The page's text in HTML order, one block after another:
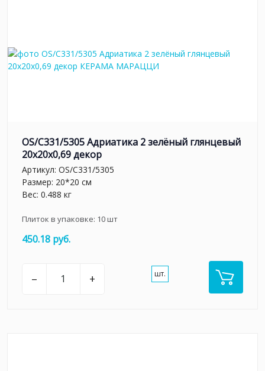
OS/C331/5305 Адриатика 2 зелёный глянцевый
20x20x0,69 декор
Артикул: OS/C331/5305
Размер: 20*20 см
Вес: 0.488 кг
Плиток в упаковке: 10шт
450.18 руб.
– + шт.